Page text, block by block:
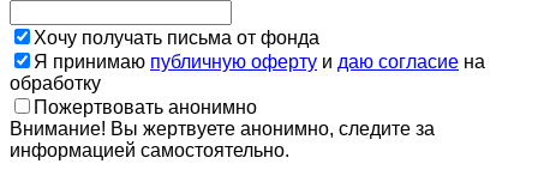
Хочу получать письма от фонда
Я принимаю публичную оферту и даю согласие на
обработку
Пожертвовать анонимно
Внимание! Вы жертвуете анонимно, следите за
информацией самостоятельно.